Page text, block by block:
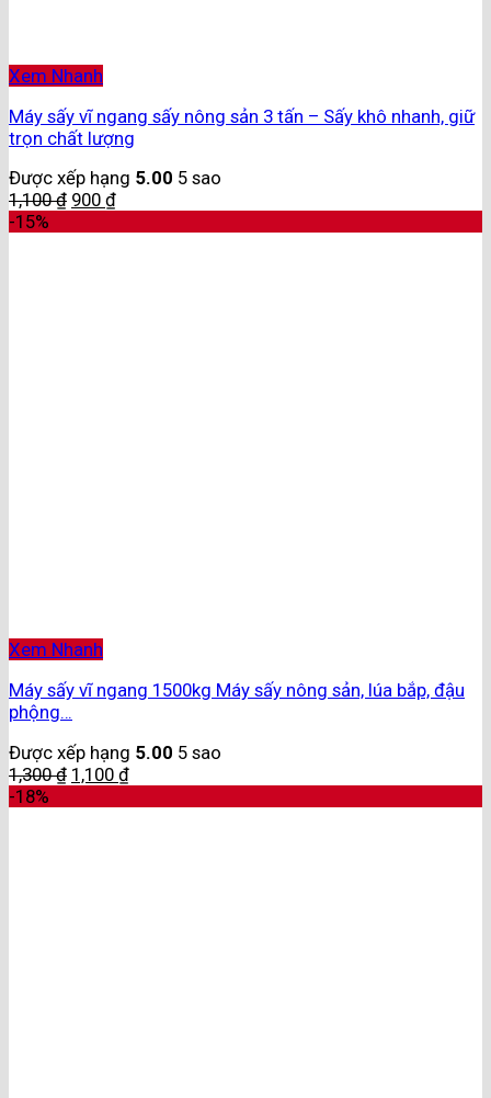
Xem Nhanh
Máy sấy vĩ ngang sấy nông sản 3 tấn – Sấy khô nhanh, giữ
trọn chất lượng
Được xếp hạng 5.00 5 sao
1,100₫ 900 ₫
-15%
Xem Nhanh
Máy sấy vĩ ngang 1500kg Máy sấy nông sản, lúa bắp, đậu
phộng…
Được xếp hạng 5.00 5 sao
1,300₫ 1,100 ₫
-18%